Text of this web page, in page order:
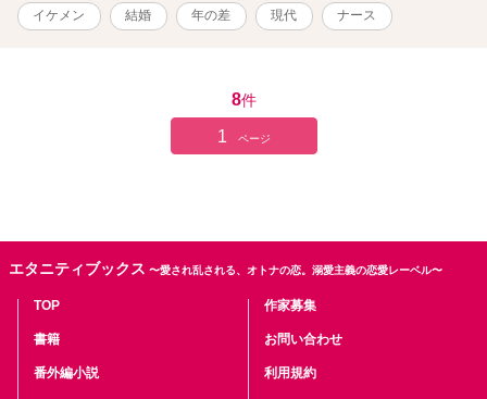
イケメン 結婚 年の差 現代 ナース
8件
1 ページ
エタニティブックス 〜愛され乱される、オトナの恋。溺愛主義の恋愛レーベル〜
TOP
書籍
番外編小説
作家募集
お問い合わせ
利用規約